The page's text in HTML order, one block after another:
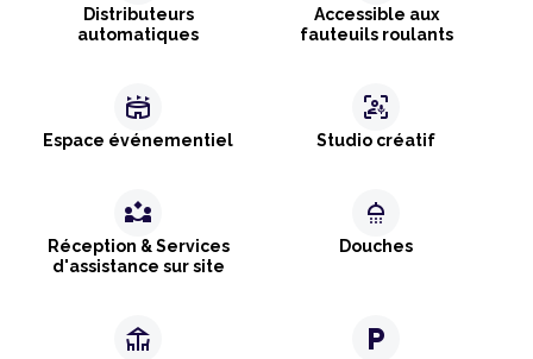
Distributeurs
automatiques
Accessible aux
fauteuils roulants
stadium
Espace événementiel
frame_person_mic
Studio créatif
partner_exchange
Réception & Services
d'assistance sur site
shower
Douches
deck local_parking